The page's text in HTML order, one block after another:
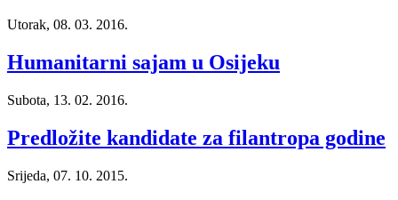
Utorak, 08. 03. 2016.
Humanitarni sajam u Osijeku
Subota, 13. 02. 2016.
Predložite kandidate za filantropa godine
Srijeda, 07. 10. 2015.